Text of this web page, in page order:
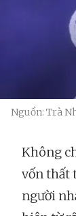
Nguồn: Trà
Không
vốn thất
người